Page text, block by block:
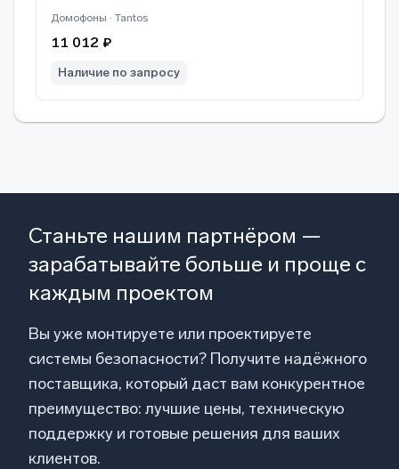
Домофоны · Tantos
11 012 ₽
Наличие по запросу
Станьте нашим партнёром —
зарабатывайте больше и проще с
каждым проектом
Вы уже монтируете или проектируете
системы безопасности? Получите надёжного
поставщика, который даст вам конкурентное
преимущество: лучшие цены, техническую
поддержку и готовые решения для ваших
клиентов.